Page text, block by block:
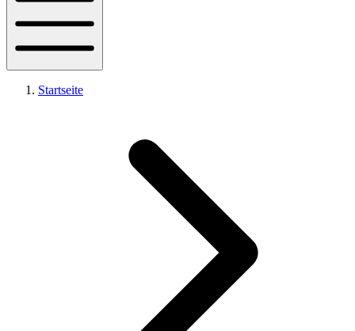
Startseite